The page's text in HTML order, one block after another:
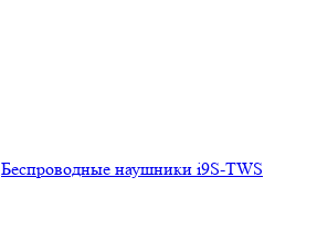
Беспроводные наушники i9S-TWS